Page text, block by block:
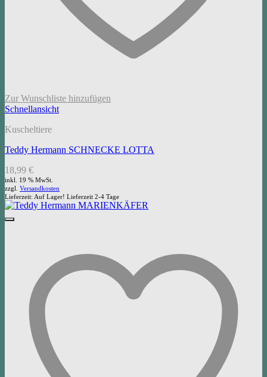
Zur Wunschliste hinzufügen
Schnellansicht
Kuscheltiere
Teddy Hermann SCHNECKE LOTTA
18,99 €
inkl. 19 % MwSt.
zzgl. Versandkosten
Lieferzeit: Auf Lager! Lieferzeit 2-4 Tage